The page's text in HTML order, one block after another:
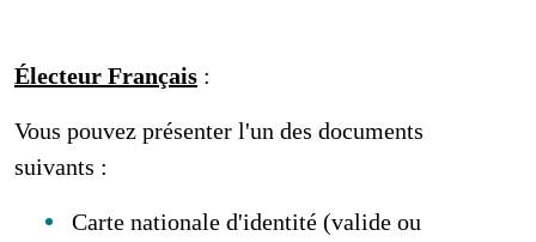
Électeur Français :
Vous pouvez présenter l'un des documents
suivants :
Carte nationale d'identité (valide ou